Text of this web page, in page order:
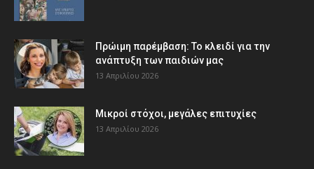
Πρώιμη παρέμβαση: Το κλειδί για την
ανάπτυξη των παιδιών µας
13 Απριλίου 2026
Μικροί στόχοι, μεγάλες επιτυχίες
13 Απριλίου 2026